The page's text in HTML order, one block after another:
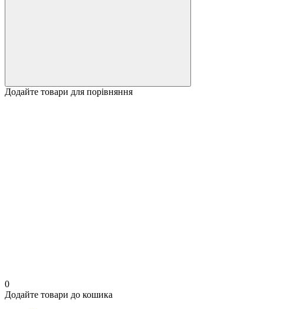
Додайте товари для порівняння
0
Додайте товари до кошика